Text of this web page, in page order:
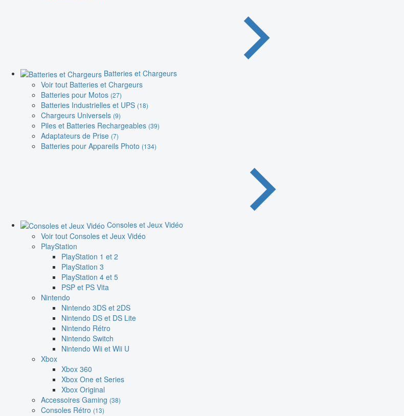
Batteries et Chargeurs
Voir tout Batteries et Chargeurs
Batteries pour Motos (27)
Batteries Industrielles et UPS (18)
Chargeurs Universels (9)
Piles et Batteries Rechargeables (39)
Adaptateurs de Prise (7)
Batteries pour Appareils Photo (134)
Consoles et Jeux Vidéo
Voir tout Consoles et Jeux Vidéo
PlayStation
PlayStation 1 et 2
PlayStation 3
PlayStation 4 et 5
PSP et PS Vita
Nintendo
Nintendo 3DS et 2DS
Nintendo DS et DS Lite
Nintendo Rétro
Nintendo Switch
Nintendo Wii et Wii U
Xbox
Xbox 360
Xbox One et Series
Xbox Original
Accessoires Gaming (38)
Consoles Rétro (13)